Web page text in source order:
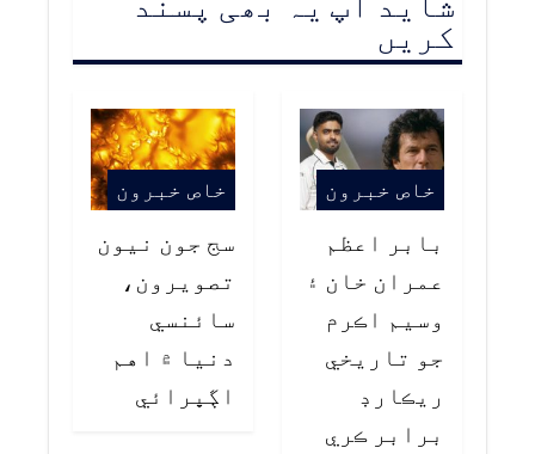
کریں
خاص خبرون
بابر اعظم
عمران خان ۽
وسيم اڪرم
جو تاريخي
ريڪارڊ
برابر ڪري
خاص خبرون
سج جون نيون
تصويرون،
سائنسي
دنيا ۾ اهم
اڳڀرائي